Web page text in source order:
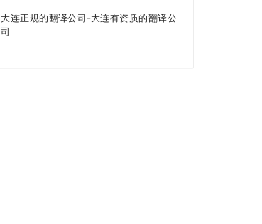
大连正规的翻译公司-大连有资质的翻译公
司